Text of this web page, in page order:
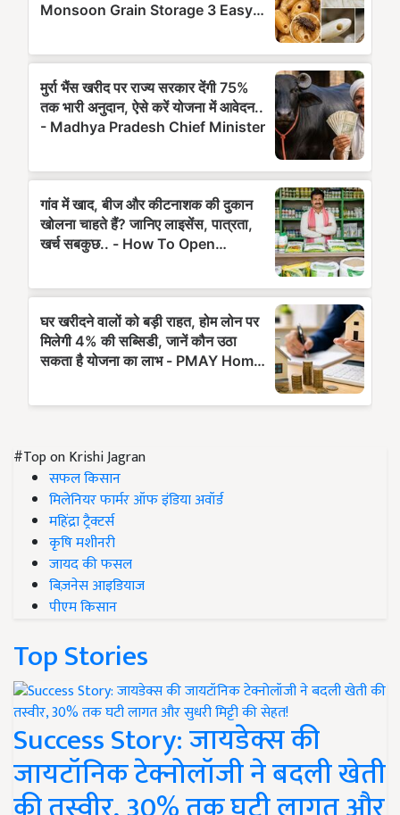
#Top on Krishi Jagran
सफल किसान
मिलेनियर फार्मर ऑफ इंडिया अवॉर्ड
महिंद्रा ट्रैक्टर्स
कृषि मशीनरी
जायद की फसल
बिज़नेस आइडियाज
पीएम किसान
Top Stories
Success Story: जायडेक्स की
जायटॉनिक टेक्नोलॉजी ने बदली खेती